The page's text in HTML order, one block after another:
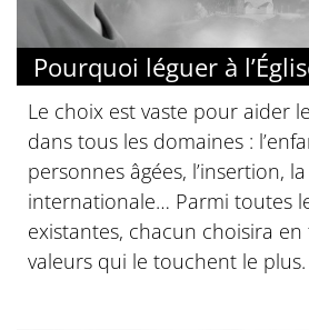
Pourquoi léguer à
Le choix est vaste pour aider
dans tous les domaines :
personnes âgées, l’insertion,
internationale… Parmi toutes
existantes, chacun choisira
valeurs qui le touchent le plus.